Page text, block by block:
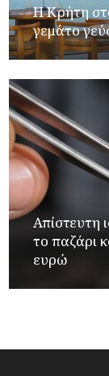
Η Κρήτη
γεμάτο
Απίστευτη
το παζάρι
ευρώ